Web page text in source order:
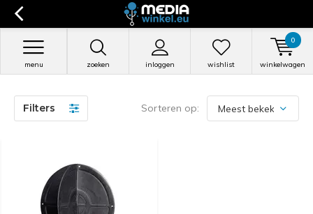
zoeken inloggen
menu wishlist winkelwagen
0
Filters Sorteren op: